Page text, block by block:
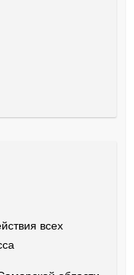
всех